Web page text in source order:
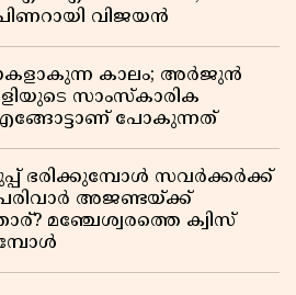
വിജയൻ
കാലം; അർജുൻ
സാംസ്കാരിക
പോകുന്നത്
ഭരിക്കുമ്പോൾ സവർക്കർക്ക്
അജണ്ടയ്ക്ക്
മഞ്ചേശ്വരത്തെ ക്വിസ്